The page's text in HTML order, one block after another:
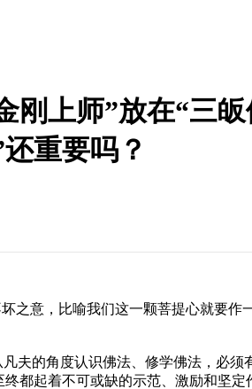
上师”放在“三
重要吗？
之意，比喻我们这一颗菩提心就要
夫的角度认识佛法、修学佛法，必
都起着不可或缺的示范、激励和坚